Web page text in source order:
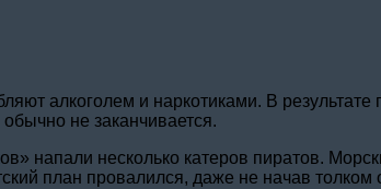
алкоголем и наркотиками. В результате
не заканчивается.
напали несколько катеров пиратов.
план провалился, даже не начав толком